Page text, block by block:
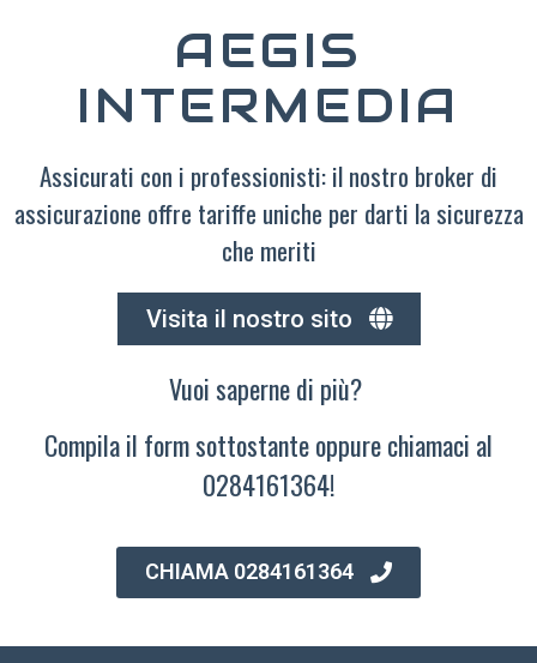
AEGIS
INTERMEDIA
Assicurati con i professionisti: il nostro broker di
assicurazione offre tariffe uniche per darti la sicurezza
che meriti
Visita il nostro sito
Vuoi saperne di più?
Compila il form sottostante oppure chiamaci al
0284161364!
CHIAMA 0284161364